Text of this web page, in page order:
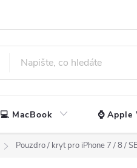
💻 MacBook ⌚ Apple
Pouzdro / kryt pro iPhone 7 / 8 /